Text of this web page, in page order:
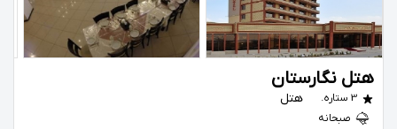
هتل نگارستان
3 ستاره. هتل
صبحانه